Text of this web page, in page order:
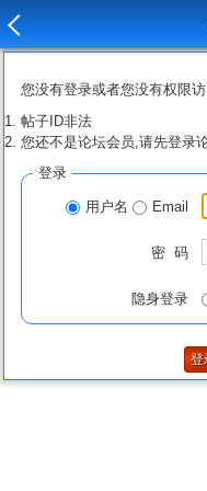
您没有登录或者您没有权限
帖子ID非法
您还不是论坛会员,请先登录
登录
用户名 Email
密 码
隐身登录